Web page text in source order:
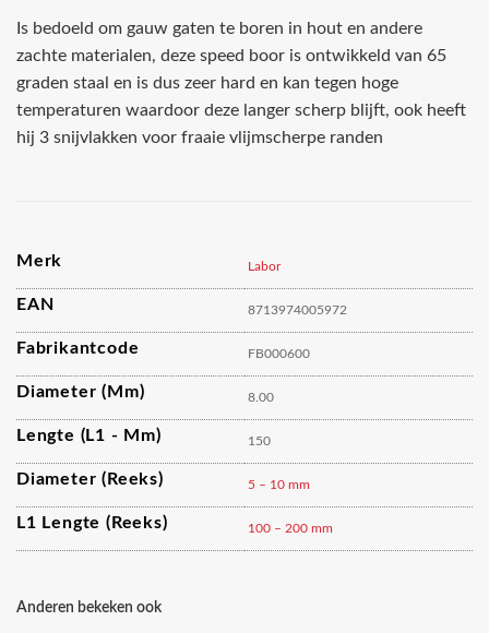
Is bedoeld om gauw gaten te boren in hout en andere
zachte materialen, deze speed boor is ontwikkeld van 65
graden staal en is dus zeer hard en kan tegen hoge
temperaturen waardoor deze langer scherp blijft, ook heeft
hij 3 snijvlakken voor fraaie vlijmscherpe randen
Merk Labor
EAN 8713974005972
Fabrikantcode FB000600
Diameter (mm) 8.00
Lengte (L1 - Mm) 150
Diameter (reeks) 5 – 10 mm
L1 Lengte (reeks) 100 – 200 mm
Anderen bekeken ook